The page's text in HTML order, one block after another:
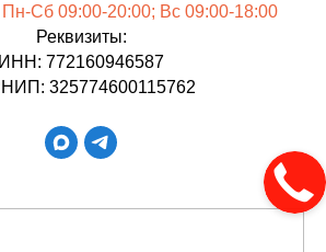
Пн-Сб 09:00-20:00; Вс 09:00-18:00
Реквизиты:
ИНН: 772160946587
325774600115762